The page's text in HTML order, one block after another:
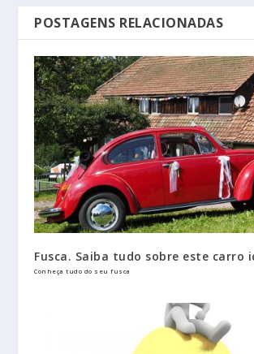
POSTAGENS RELACIONADAS
Fusca. Saiba tudo sobre este carro
Conheça tudo do seu fusca